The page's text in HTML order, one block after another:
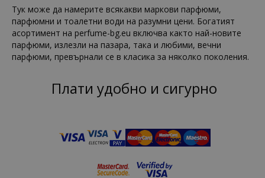
Тук може да намерите всякакви маркови парфюми,
парфюмни и тоалетни води на разумни цени. Богатият
асортимент на perfume-bg.eu включва както най-новите
парфюми, излезли на пазара, така и любими, вечни
парфюми, превърнали се в класика за няколко поколения.
Плати удобно и сигурно